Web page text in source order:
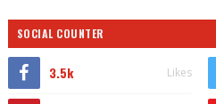
SOCIAL COUNTER
3.5k Likes